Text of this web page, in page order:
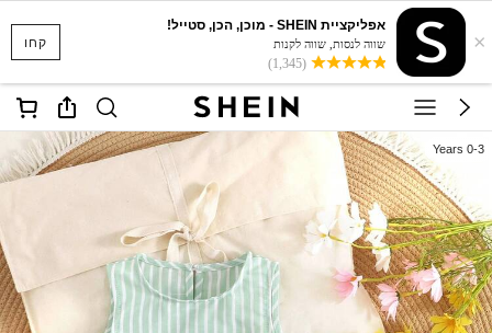
קחו ×
אפליקציית SHEIN - מוכן, הכן, סטייל!
שווה לנסות, שווה לקנות
(1,345)
0-3 Years